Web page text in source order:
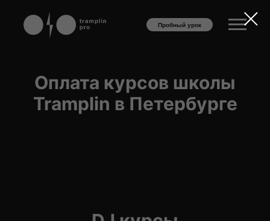
Пробный урок
Оплата курсов школы
Tramplin в Петербурге